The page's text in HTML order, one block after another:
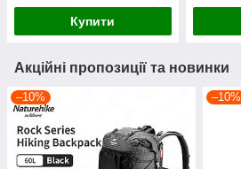
Купити
Акційні пропозиції та новинки
–10% –10%